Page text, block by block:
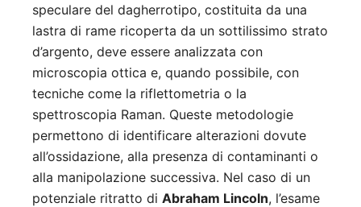
speculare del dagherrotipo, costituita da una
lastra di rame ricoperta da un sottilissimo strato
d’argento, deve essere analizzata con
microscopia ottica e, quando possibile, con
tecniche come la riflettometria o la
spettroscopia Raman. Queste metodologie
permettono di identificare alterazioni dovute
all’ossidazione, alla presenza di contaminanti o
alla manipolazione successiva. Nel caso di un
potenziale ritratto di Abraham Lincoln, l’esame